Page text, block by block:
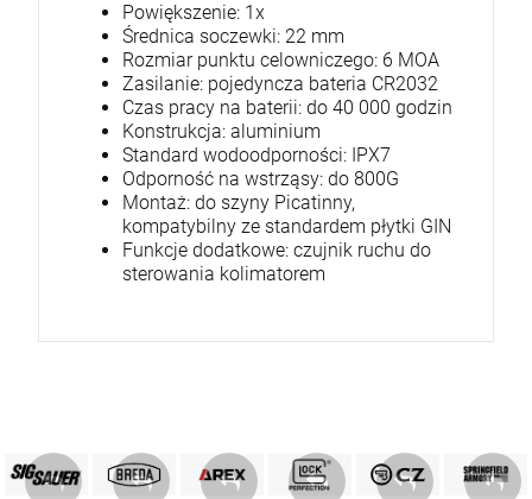
Powiększenie: 1x
Średnica soczewki: 22 mm
Rozmiar punktu celowniczego: 6 MOA
Zasilanie: pojedyncza bateria CR2032
Czas pracy na baterii: do 40 000 godzin
Konstrukcja: aluminium
Standard wodoodporności: IPX7
Odporność na wstrząsy: do 800G
Montaż: do szyny Picatinny,
kompatybilny ze standardem płytki GIN
Funkcje dodatkowe: czujnik ruchu do
sterowania kolimatorem